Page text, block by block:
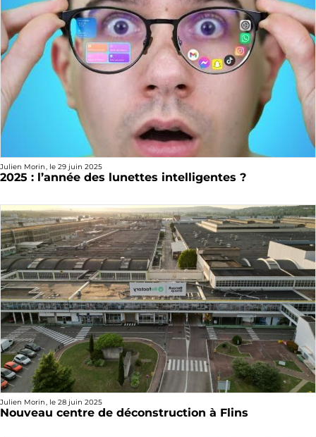
Julien Morin, le 29 juin 2025
2025 : l’année des lunettes intelligentes ?
Julien Morin, le 28 juin 2025
Nouveau centre de déconstruction à Flins